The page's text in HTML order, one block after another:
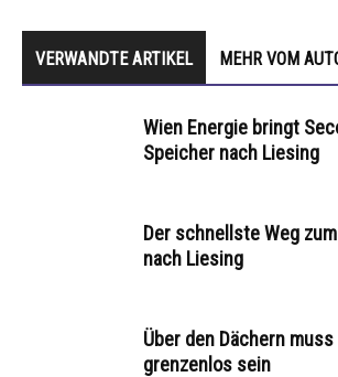
VERWANDTE ARTIKEL MEHR VOM
Wien Energie bringt
Speicher nach Liesing
Der schnellste Weg
nach Liesing
Über den Dächern
grenzenlos sein